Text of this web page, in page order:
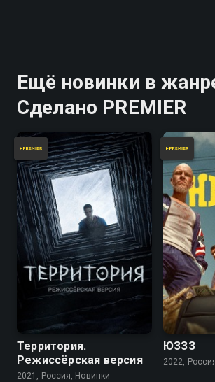
Ещё новинки в
Сделано PREMIER
Территория.
Режиссёрская версия
2021, Россия, Новинки
ЮЗЗЗ
2022,